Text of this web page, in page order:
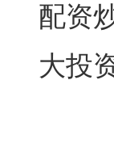
配资
大投